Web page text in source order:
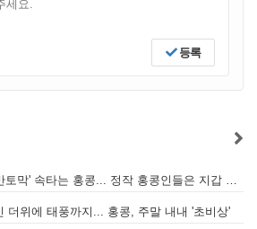
등록
[홍콩뉴스] '관광객 지출 반토막' 속타는 홍콩... 정작 홍콩인들은 지갑 들고 해외로?
더위에 태풍까지... 홍콩, 주말 내내 '초비상'